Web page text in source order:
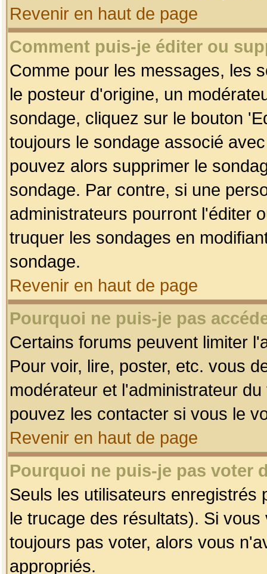
Revenir en haut de page
Comment puis-je éditer ou
Comme pour les messages, les
le posteur d'origine, un
sondage, cliquez sur le bouton
toujours le sondage associé
pouvez alors supprimer le
sondage. Par contre, si une
administrateurs pourront l'éditer
truquer les sondages en
sondage.
Revenir en haut de page
Pourquoi ne puis-je pas
Certains forums peuvent limiter
Pour voir, lire, poster, etc. vous
modérateur et l'administrateur
pouvez les contacter si vous le
Revenir en haut de page
Pourquoi ne puis-je pas voter
Seuls les utilisateurs enregistrés
le trucage des résultats). Si
toujours pas voter, alors vous
appropriés.